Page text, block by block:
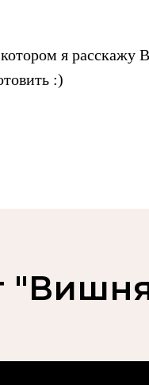
я расскажу
:)